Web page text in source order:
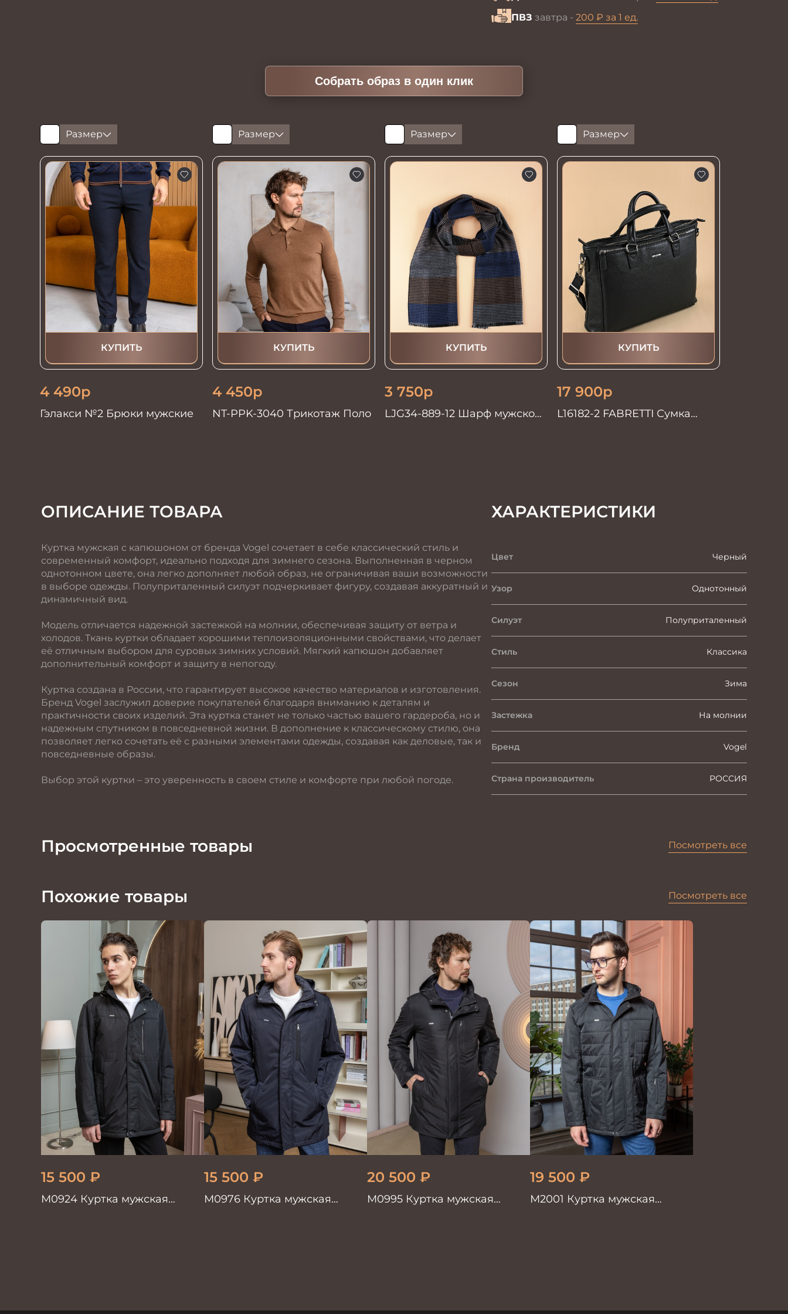
ПВЗ завтра - 200 ₽ за 1 ед.
Собрать образ в один клик
Размер
КУПИТЬ
4 490р
Гэлакси №2 Брюки мужские
Размер
КУПИТЬ
4 450р
NT-PPK-3040 Трикотаж Поло
Размер
КУПИТЬ
3 750р
LJG34-889-12 Шарф мужской
Размер
КУПИТЬ
17 900р
L16182-2 FABRETTI Сумка
ОПИСАНИЕ ТОВАРА
Куртка мужская с капюшоном от бренда Vogel сочетает в себе классический стиль и
современный комфорт, идеально подходя для зимнего сезона. Выполненная в черном
однотонном цвете, она легко дополняет любой образ, не ограничивая ваши возможности
в выборе одежды. Полуприталенный силуэт подчеркивает фигуру, создавая аккуратный и
динамичный вид.
Модель отличается надежной застежкой на молнии, обеспечивая защиту от ветра и
холодов. Ткань куртки обладает хорошими теплоизоляционными свойствами, что делает
её отличным выбором для суровых зимних условий. Мягкий капюшон добавляет
дополнительный комфорт и защиту в непогоду.
Куртка создана в России, что гарантирует высокое качество материалов и изготовления.
Бренд Vogel заслужил доверие покупателей благодаря вниманию к деталям и
практичности своих изделий. Эта куртка станет не только частью вашего гардероба, но и
надежным спутником в повседневной жизни. В дополнение к классическому стилю, она
позволяет легко сочетать её с разными элементами одежды, создавая как деловые, так и
повседневные образы.
Выбор этой куртки – это уверенность в своем стиле и комфорте при любой погоде.
ХАРАКТЕРИСТИКИ
Цвет Черный
Узор Однотонный
Силуэт Полуприталенный
Стиль Классика
Сезон Зима
Застежка На молнии
Бренд Vogel
Страна производитель РОССИЯ
Просмотренные товары Посмотреть все
Похожие товары Посмотреть все
15 500 ₽
М0924 Куртка мужская
15 500 ₽
М0976 Куртка мужская
20 500 ₽
М0995 Куртка мужская
19 500 ₽
М2001 Куртка мужская